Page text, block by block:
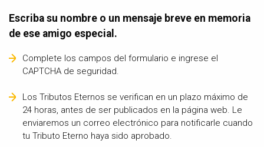
Escriba su nombre o un mensaje breve en memoria
de ese amigo especial.
Complete los campos del formulario e ingrese el
CAPTCHA de seguridad.
Los Tributos Eternos se verifican en un plazo máximo de
24 horas, antes de ser publicados en la página web. Le
enviaremos un correo electrónico para notificarle cuando
tu Tributo Eterno haya sido aprobado.